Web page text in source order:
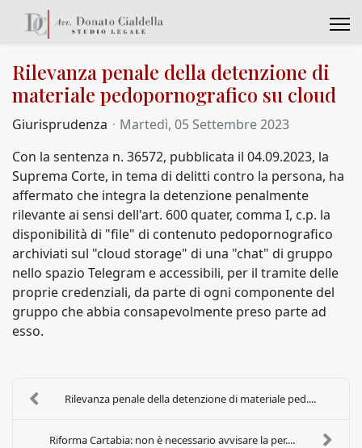
Rilevanza penale della detenzione di
materiale pedopornografico su cloud
Giurisprudenza
Martedì, 05 Settembre 2023
Con la sentenza n. 36572, pubblicata il 04.09.2023, la
Suprema Corte, in tema di delitti contro la persona, ha
affermato che integra la detenzione penalmente
rilevante ai sensi dell'art. 600 quater, comma I, c.p. la
disponibilità di "file" di contenuto pedopornografico
archiviati sul "cloud storage" di una "chat" di gruppo
nello spazio Telegram e accessibili, per il tramite delle
proprie credenziali, da parte di ogni componente del
gruppo che abbia consapevolmente preso parte ad
esso.
Rilevanza penale della detenzione di materiale ped....
Riforma Cartabia: non è necessario avvisare la per....